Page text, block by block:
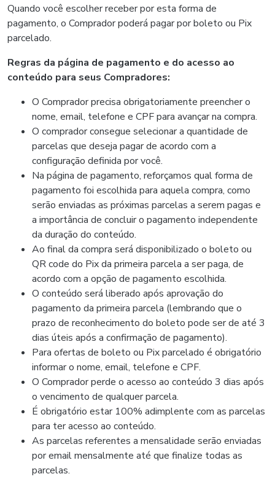
Quando você escolher receber por esta forma de
pagamento, o Comprador poderá pagar por boleto ou Pix
parcelado.
Regras da página de pagamento e do acesso ao
conteúdo para seus Compradores:
O Comprador precisa obrigatoriamente preencher o
nome, email, telefone e CPF para avançar na compra.
O comprador consegue selecionar a quantidade de
parcelas que deseja pagar de acordo com a
configuração definida por você.
Na página de pagamento, reforçamos qual forma de
pagamento foi escolhida para aquela compra, como
serão enviadas as próximas parcelas a serem pagas e
a importância de concluir o pagamento independente
da duração do conteúdo.
Ao final da compra será disponibilizado o boleto ou
QR code do Pix da primeira parcela a ser paga, de
acordo com a opção de pagamento escolhida.
O conteúdo será liberado após aprovação do
pagamento da primeira parcela (lembrando que o
prazo de reconhecimento do boleto pode ser de até 3
dias úteis após a confirmação de pagamento).
Para ofertas de boleto ou Pix parcelado é obrigatório
informar o nome, email, telefone e CPF.
O Comprador perde o acesso ao conteúdo 3 dias após
o vencimento de qualquer parcela.
É obrigatório estar 100% adimplente com as parcelas
para ter acesso ao conteúdo.
As parcelas referentes a mensalidade serão enviadas
por email mensalmente até que finalize todas as
parcelas.